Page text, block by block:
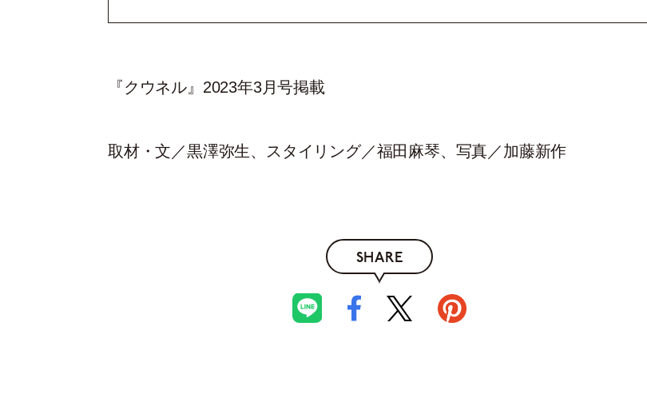
『クウネル』2023年3月号掲載
取材・文／黒澤弥生、スタイリング／福田麻琴、写真／加藤新作
SHARE